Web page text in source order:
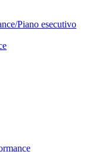
Piano esecutivo